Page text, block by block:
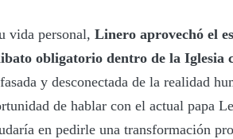
vida personal, Linero aprovechó el
obligatorio dentro de la Iglesia
y desconectada de la realidad
de hablar con el actual papa
en pedirle una transformación